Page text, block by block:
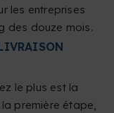
les entreprises
des douze mois.
le plus est la
première étape,